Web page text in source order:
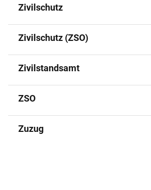
Zivilschutz
Zivilschutz (ZSO)
Zivilstandsamt
ZSO
Zuzug